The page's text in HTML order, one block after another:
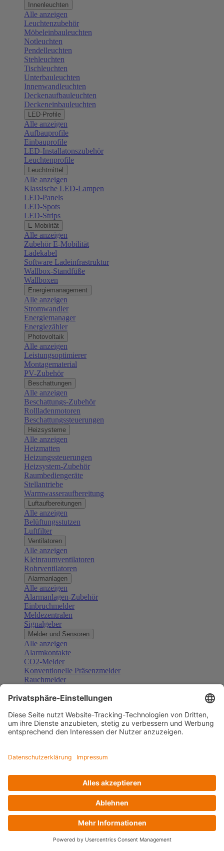
Innenleuchten
Alle anzeigen
Leuchtenzubehör
Möbeleinbauleuchten
Notleuchten
Pendelleuchten
Stehleuchten
Tischleuchten
Unterbauleuchten
Innenwandleuchten
Deckenaufbauleuchten
Deckeneinbauleuchten
LED-Profile
Alle anzeigen
Aufbauprofile
Einbauprofile
LED-Installatonszubehör
Leuchtenprofile
Leuchtmittel
Alle anzeigen
Klassische LED-Lampen
LED-Panels
LED-Spots
LED-Strips
E-Mobilität
Alle anzeigen
Zubehör E-Mobilität
Ladekabel
Software Ladeinfrastruktur
Wallbox-Standfüße
Wallboxen
Energiemanagement
Alle anzeigen
Stromwandler
Energiemanager
Energiezähler
Photovoltaik
Alle anzeigen
Leistungsoptimierer
Montagematerial
PV-Zubehör
Beschattungen
Alle anzeigen
Beschattungs-Zubehör
Rollladenmotoren
Beschattungssteuerungen
Heizsysteme
Alle anzeigen
Heizmatten
Heizungssteuerungen
Heizsystem-Zubehör
Raumbediengeräte
Stellantriebe
Warmwasseraufbereitung
Luftaufbereitungen
Alle anzeigen
Belüftungsstutzen
Luftfilter
Ventilatoren
Alle anzeigen
Kleinraumventilatoren
Rohrventilatoren
Alarmanlagen
Alle anzeigen
Alarmanlagen-Zubehör
Einbruchmelder
Meldezentralen
Signalgeber
Melder und Sensoren
Alle anzeigen
Alarmkontakte
CO2-Melder
Konventionelle Präsenzmelder
Rauchmelder
Gefahrenmelder
Türsprechanlagen
Alle anzeigen
Außenstationen
Klingeltaster und Gongs
Sprechanlagen-Sets
Zubehör Türkommunikation
Videoüberwachung
Zubehör Videoüberwachung
Alle anzeigen